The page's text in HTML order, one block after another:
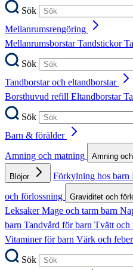
Sök
Mellanrumsrengöring
MellanrumsborstarTandstickor
Sök
Tandborstar och eltandborstar
Borsthuvud refill Eltandborstar
Sök
Barn & förälder
Amning och matning
Amning
Blöjor Förkylning hos barn
och förlossning
Graviditet och
LeksakerMage och tarm barn
barn Tandvård för barn Tvätt och
Vitaminer för barn Värk och
Sök